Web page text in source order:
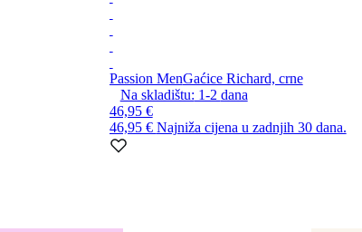
Passion MenGaćice Richard, crne
Na skladištu: 1-2 dana
46,95 €
46,95 € Najniža cijena u zadnjih 30 dana.